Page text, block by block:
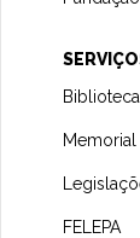
FELEPA